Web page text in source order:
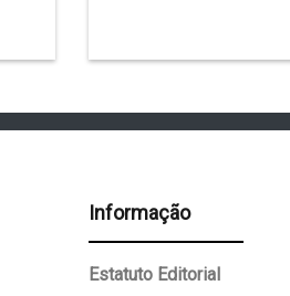
Informação
Estatuto Editorial